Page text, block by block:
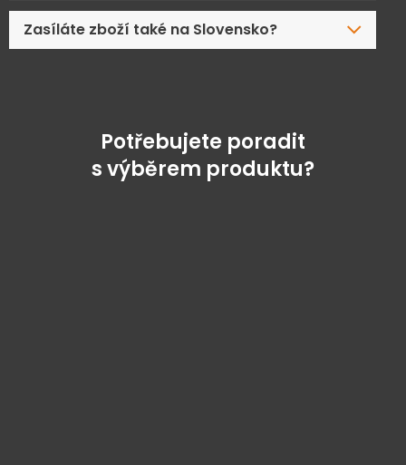
Zasíláte zboží také na Slovensko?
Potřebujete poradit
s výběrem produktu?